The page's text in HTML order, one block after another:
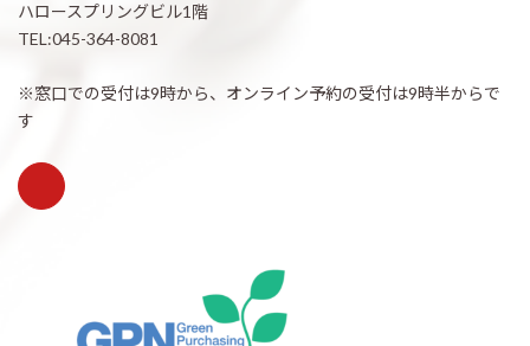
ハロースプリングビル1階
TEL:045-364-8081
※窓口での受付は9時から、オンライン予約の受付は9時半からで
す